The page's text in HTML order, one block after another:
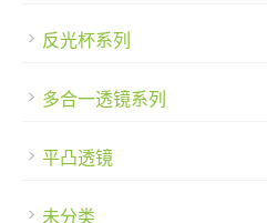
反光杯系列
多合一透镜系列
平凸透镜
未分类